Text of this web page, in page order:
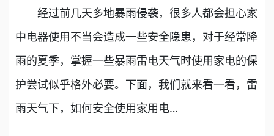
经过前几天多地暴雨侵袭，很多人都会担心家
中电器使用不当会造成一些安全隐患，对于经常降
雨的夏季，掌握一些暴雨雷电天气时使用家电的保
护尝试似乎格外必要。下面，我们就来看一看，雷
雨天气下，如何安全使用家用电…